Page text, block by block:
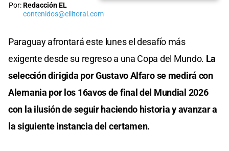
Por:Redacción EL
contenidos@ellitoral.com
Paraguay afrontará este lunes el desafío más
exigente desde su regreso a una Copa del Mundo. La
selección dirigida por Gustavo Alfaro se medirá con
Alemania por los 16avos de final del Mundial 2026
con la ilusión de seguir haciendo historia y avanzar a
la siguiente instancia del certamen.